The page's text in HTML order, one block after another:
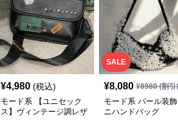
¥4,980 (税込)
モード系 【ユニセック
ス】ヴィンテージ調レザ
SALE
¥8,080 ¥8980(割引
モード系 パール装飾
ニハンドバッグ